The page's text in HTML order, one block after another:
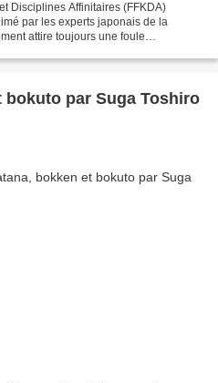
Disciplines Affinitaires (FFKDA)
par les experts japonais de la
attire toujours une foule
bokuto par Suga Toshiro